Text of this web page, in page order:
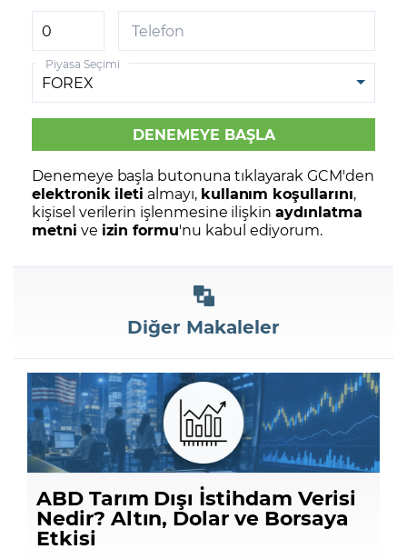
Telefon
Piyasa Seçimi
Denemeye başla butonuna tıklayarak GCM'den
elektronik ileti almayı, kullanım koşullarını,
kişisel verilerin işlenmesine ilişkinaydınlatma
metni ve izin formu'nu kabul ediyorum.
Diğer Makaleler
ABD Tarım Dışı İstihdam Verisi
Nedir? Altın, Dolar ve Borsaya
Etkisi